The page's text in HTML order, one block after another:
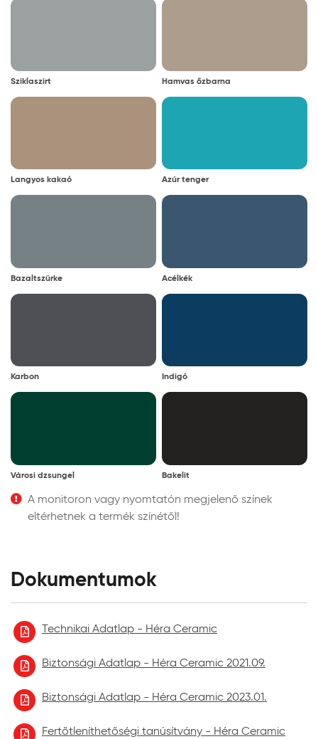
Sziklaszirt Hamvas őzbarna
Langyos kakaó Azúr tenger
Bazaltszürke Acélkék
Karbon Indigó
Városi dzsungel Bakelit
A monitoron vagy nyomtatón megjelenő színek
eltérhetnek a termék színétől!
Dokumentumok
Technikai Adatlap - Héra Ceramic
Biztonsági Adatlap - Héra Ceramic 2021.09.
Biztonsági Adatlap - Héra Ceramic 2023.01.
Fertőtleníthetőségi tanúsítvány - Héra Ceramic